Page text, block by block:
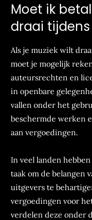
Moet ik
draai
Als je muziek wilt
moet je mogelijk
auteursrechten en
in openbare
vallen onder het
beschermde werken
aan vergoedingen.
In veel landen
taak om de belangen
uitgevers te
vergoedingen voor
verdelen deze onder